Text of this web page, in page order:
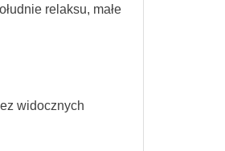
relaksu, małe
widocznych